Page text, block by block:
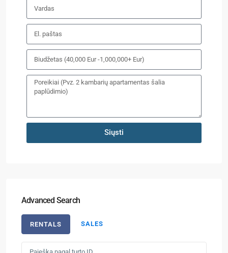
Siųsti
Advanced Search
RENTALS SALES